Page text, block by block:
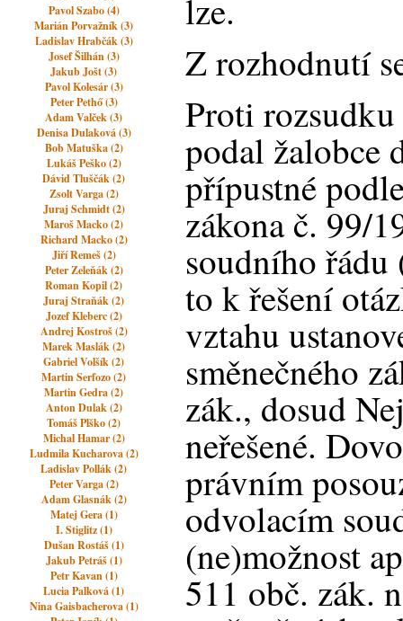
Pavol Szabo (4)
Marián Porvažník (3)
Ladislav Hrabčák (3)
Josef Šilhán (3)
Jakub Jošt (3)
Pavol Kolesár (3)
Peter Pethő (3)
Adam Valček (3)
Denisa Dulaková (3)
Bob Matuška (2)
Lukáš Peško (2)
Dávid Tluščák (2)
Zsolt Varga (2)
Juraj Schmidt (2)
Maroš Macko (2)
Richard Macko (2)
Jiří Remeš (2)
Peter Zeleňák (2)
Roman Kopil (2)
Juraj Straňák (2)
Jozef Kleberc (2)
Andrej Kostroš (2)
Marek Maslák (2)
Gabriel Volšík (2)
Martin Serfozo (2)
Martin Gedra (2)
Anton Dulak (2)
Tomáš Plško (2)
Michal Hamar (2)
Ludmila Kucharova (2)
Ladislav Pollák (2)
Peter Varga (2)
Adam Glasnák (2)
Matej Gera (1)
I. Stiglitz (1)
Dušan Rostáš (1)
Jakub Petráš (1)
Petr Kavan (1)
Lucia Palková (1)
Nina Gaisbacherova (1)
lze.
Z rozhodnutí
Proti
podal žalobce
přípustné
zákona č. 99/
soudního řádu
to k řešení
vztahu
směnečného
zák., dosud
neřešené.
právním
odvolacím
(ne)možnost
511 obč. zák.